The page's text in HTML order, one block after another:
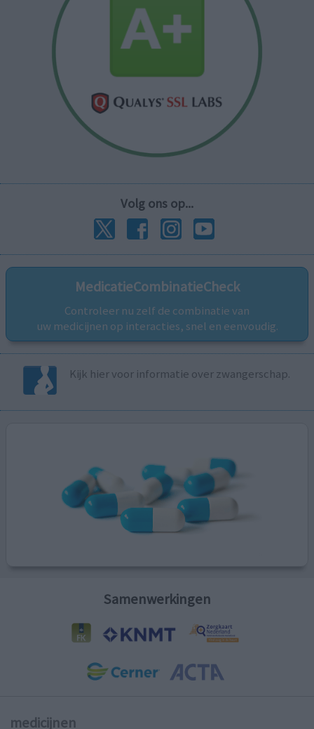
Volg ons op...
MedicatieCombinatieCheck
Controleer nu zelf de combinatie van
uw medicijnen op interacties, snel en eenvoudig.
Kijk hier voor informatie over zwangerschap.
Samenwerkingen
medicijnen